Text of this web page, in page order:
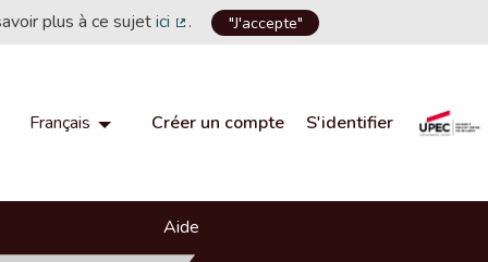
plus à ce sujetici
(Lien externe)
. "J'accepte"
Français Choisir la langueChoose language
Créer un compte S'identifier
Aide